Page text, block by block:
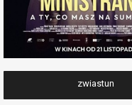
zwiastun